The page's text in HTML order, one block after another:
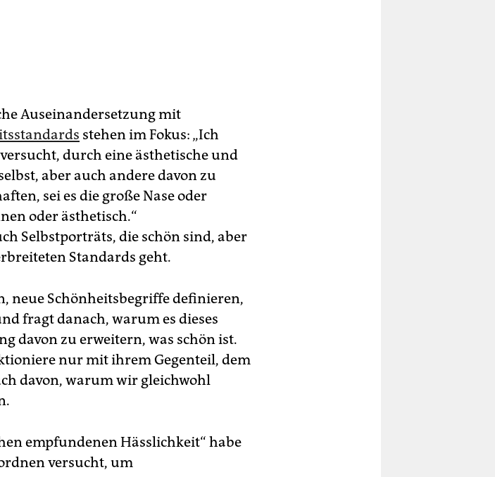
Auseinandersetzung mit
stehen im Fokus: „Ich
durch eine ästhetische und
aber auch andere davon zu
sei es die große Nase oder
oder ästhetisch.“
Selbstporträts, die schön sind, aber
Standards geht.
neue Schönheitsbegriffe definieren,
fragt danach, warum es dieses
davon zu erweitern, was schön ist.
nur mit ihrem Gegenteil, dem
davon, warum wir gleichwohl
empfundenen Hässlichkeit“ habe
versucht, um